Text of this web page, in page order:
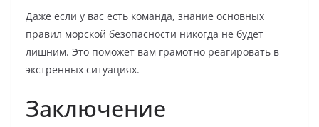
Даже если у вас есть команда, знание основных
правил морской безопасности никогда не будет
лишним. Это поможет вам грамотно реагировать в
экстренных ситуациях.
Заключение